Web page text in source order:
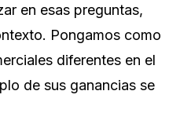
en esas preguntas,
Pongamos como
diferentes en el
de sus ganancias se